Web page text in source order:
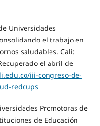
Universidades
el trabajo en
saludables. Cali:
el abril de
iii-congreso-de-
redcups
Promotoras de
de Educación